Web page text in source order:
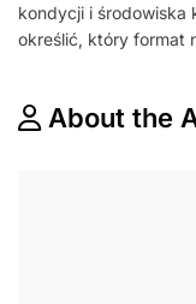
kondycji i środowiska
określić, który format
About the